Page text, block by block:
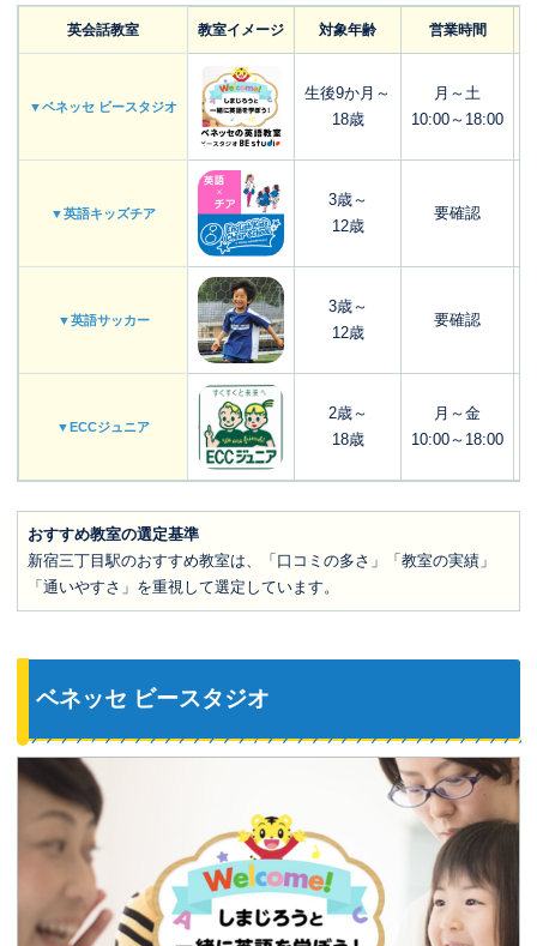
英会話教室 教室イメージ 対象年齢 営業時間
▼ベネッセ ビースタジオ
生後9か月～
18歳
月～土
10:00～18:00
▼英語キッズチア
3歳～
12歳
要確認
▼英語サッカー
3歳～
12歳
要確認
▼ECCジュニア
2歳～
18歳
月～金
10:00～18:00
おすすめ教室の選定基準
新宿三丁目駅のおすすめ教室は、「口コミの多さ」「教室の実績」
「通いやすさ」を重視して選定しています。
ベネッセ ビースタジオ